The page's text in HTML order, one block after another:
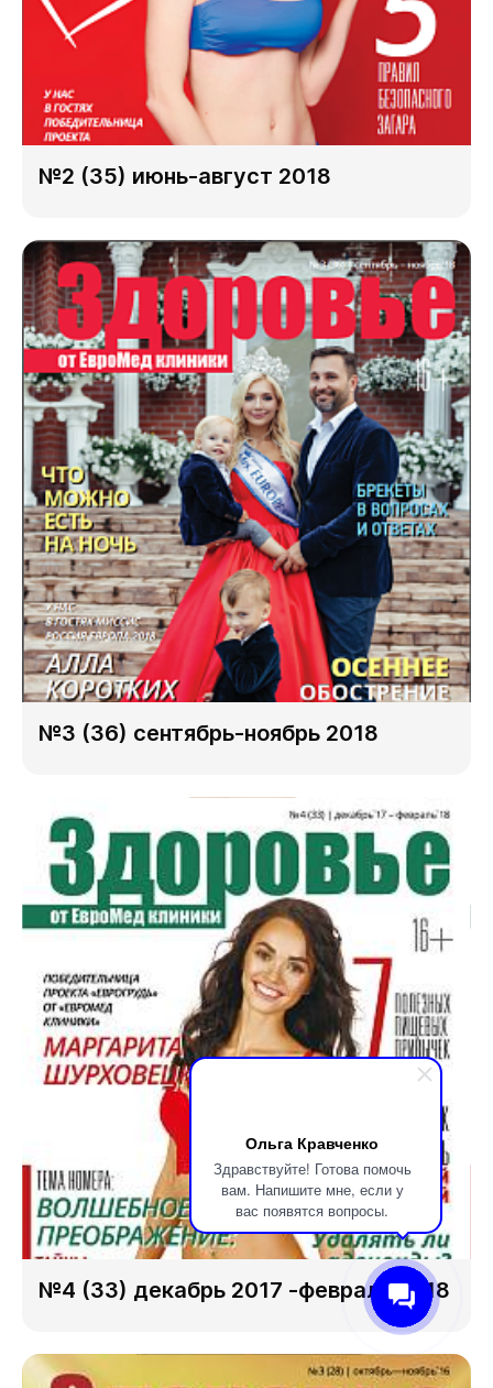
Ольга Кравченко
Здравствуйте! Готова помочь
вам. Напишите мне, если у
вас появятся вопросы.
№2 (35) июнь-август 2018
№3 (36) сентябрь-ноябрь 2018
№4 (33) декабрь 2017 -февраль 2018